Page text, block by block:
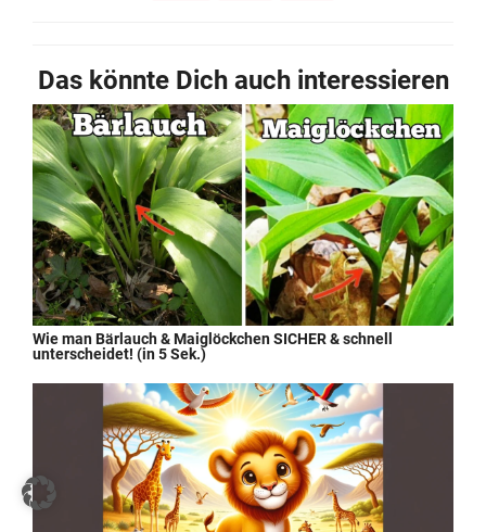
Das könnte Dich auch interessieren
Wie man Bärlauch & Maiglöckchen SICHER & schnell
unterscheidet! (in 5 Sek.)